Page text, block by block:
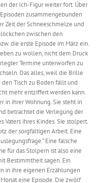
der Ich-Figur weiter fort. Über
zusammengebunden
Zeit der Schneeschmelze und
zwischen den
die erste Episode im März ein.
zu wollen, nicht dem Druck
Termine unterworfen zu
Das alles, weil die Brille
Tisch zu Boden fällt und
mehr entziffert werden kann.
in ihrer Wohnung. Sie steht in
betrachtet die Verlegung der
Vaters ihres Kindes. Sie stolpert.
der sorgfältigen Arbeit. Eine
Eine falsche
für das Stolpern ist also eine
Bestimmtheit sagen. Ein
in ihre eigenen Erzählungen
eine Episode. Die zwölf